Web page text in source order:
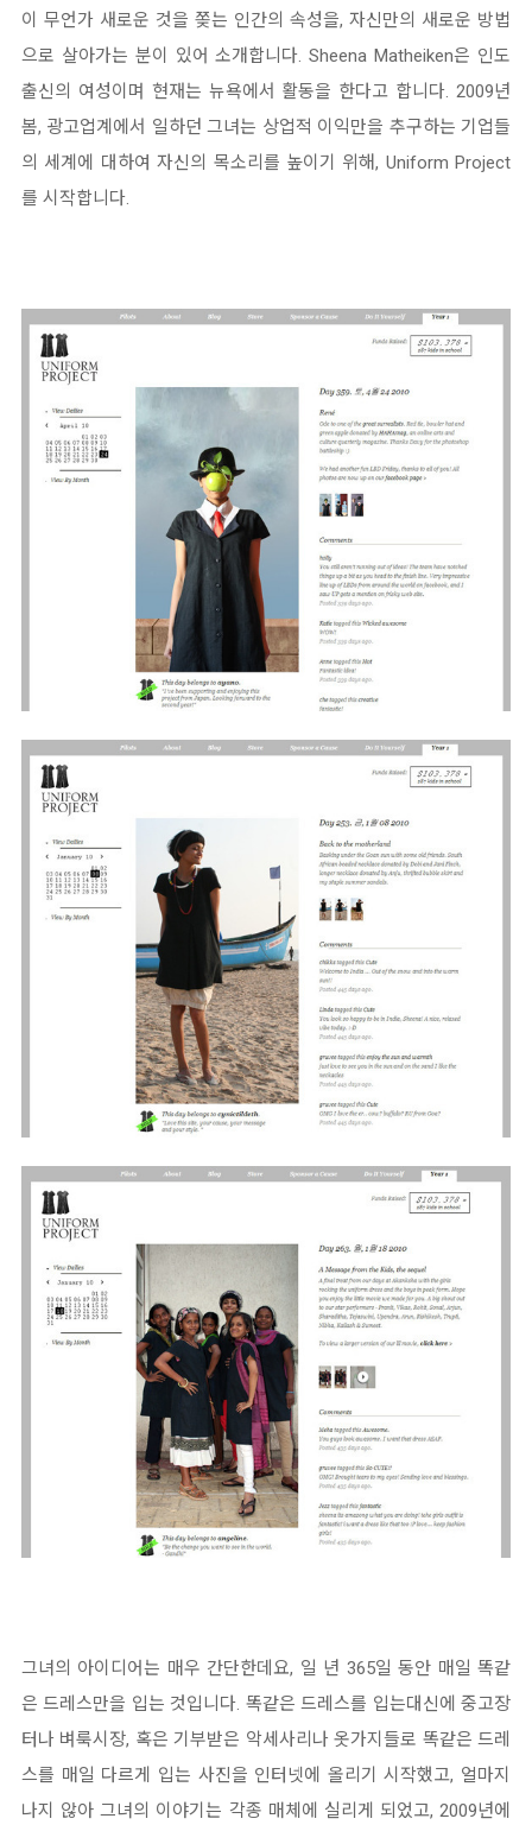
이 무언가 새로운 것을 쫒는 인간의 속성을, 자신만의 새로운 방법
으로 살아가는 분이 있어 소개합니다. Sheena Matheiken은 인도
출신의 여성이며 현재는 뉴욕에서 활동을 한다고 합니다. 2009년
봄, 광고업계에서 일하던 그녀는 상업적 이익만을 추구하는 기업들
의 세계에 대하여 자신의 목소리를 높이기 위해, Uniform Project
를 시작합니다.
그녀의 아이디어는 매우 간단한데요, 일 년 365일 동안 매일 똑같
은 드레스만을 입는 것입니다. 똑같은 드레스를 입는대신에 중고장
터나 벼룩시장, 혹은 기부받은 악세사리나 옷가지들로 똑같은 드레
스를 매일 다르게 입는 사진을 인터넷에 올리기 시작했고, 얼마지
나지 않아 그녀의 이야기는 각종 매체에 실리게 되었고, 2009년에